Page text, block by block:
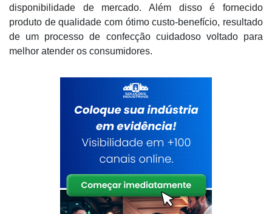
disponibilidade de mercado. Além disso é fornecido
produto de qualidade com ótimo custo-benefício, resultado
de um processo de confecção cuidadoso voltado para
melhor atender os consumidores.